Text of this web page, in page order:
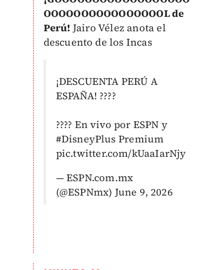
OOOOOOOOOOOOOOOOL de
Perú! Jairo Vélez anota el
descuento de los Incas
¡DESCUENTA PERÚ A
ESPAÑA! ????
???? En vivo por ESPN y
#DisneyPlus Premium
pic.twitter.com/kUaaIarNjy
— ESPN.com.mx
(@ESPNmx) June 9, 2026